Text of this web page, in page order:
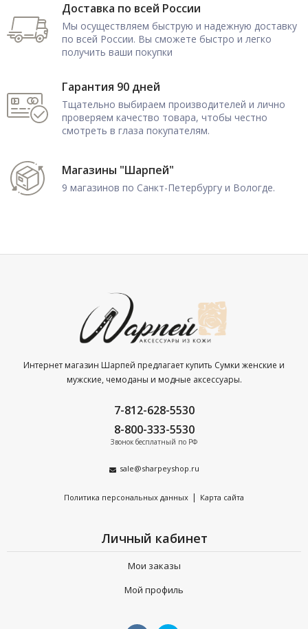
Доставка по всей России
Мы осуществляем быструю и надежную доставку
по всей России. Вы сможете быстро и легко
получить ваши покупки
Гарантия 90 дней
Тщательно выбираем производителей и лично
проверяем качество товара, чтобы честно
смотреть в глаза покупателям.
Магазины "Шарпей"
9 магазинов по Санкт-Петербургу и Вологде.
Интернет магазин Шарпей предлагает купить Сумки женские и
мужские, чемоданы и модные аксессуары.
7-812-628-5530
8-800-333-5530
Звонок бесплатный по РФ
sale@sharpeyshop.ru
Политика персональных данных | Карта сайта
Личный кабинет
Мои заказы
Мой профиль